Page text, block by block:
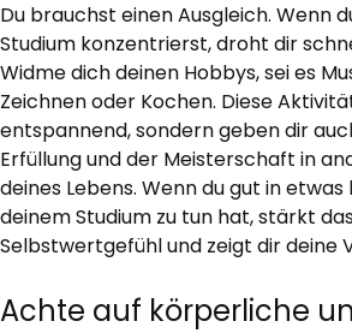
Du brauchst einen Ausgleich. Wenn
Studium konzentrierst, droht dir
Widme dich deinen Hobbys, sei es
Zeichnen oder Kochen. Diese
entspannend, sondern geben dir
Erfüllung und der Meisterschaft in
deines Lebens. Wenn du gut in
deinem Studium zu tun hat, stärkt
Selbstwertgefühl und zeigt dir deine
Achte auf körperliche